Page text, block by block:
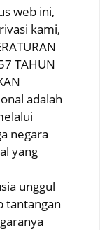
web ini,
kami,
TAHUN
adalah
negara
yang
unggul
tantangan